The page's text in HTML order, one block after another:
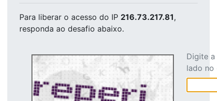
Para liberar o acesso do IP 216.73.217.81,
responda ao desafio abaixo.
Digite
lado no